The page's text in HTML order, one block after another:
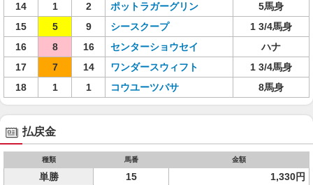
14
1 2 ポットラガーグリン
5馬身
15
5 9 シースクープ
1 3/4馬身
16
8 16 センターショウセイ
ハナ
17
7 14 ワンダースウィフト
1 3/4馬身
18
1 1 コウユーツバサ 8馬身
払戻金
種類 馬番 金額
単勝 15 1,330円